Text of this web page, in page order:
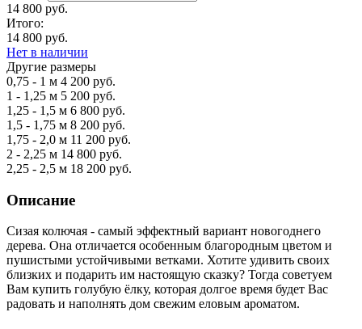
14 800 руб.
Итого:
14 800 руб.
Нет в наличии
Другие размеры
0,75 - 1 м 4 200 руб.
1 - 1,25 м 5 200 руб.
1,25 - 1,5 м 6 800 руб.
1,5 - 1,75 м 8 200 руб.
1,75 - 2,0 м 11 200 руб.
2 - 2,25 м 14 800 руб.
2,25 - 2,5 м 18 200 руб.
Описание
Сизая колючая - самый эффектный вариант новогоднего
дерева. Она отличается особенным благородным цветом и
пушистыми устойчивыми ветками. Хотите удивить своих
близких и подарить им настоящую сказку? Тогда советуем
Вам купить голубую ёлку, которая долгое время будет Вас
радовать и наполнять дом свежим еловым ароматом.